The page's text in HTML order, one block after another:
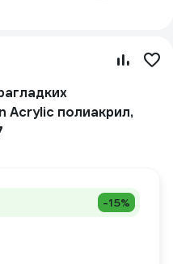
Acrylic полиакрил,
-15%